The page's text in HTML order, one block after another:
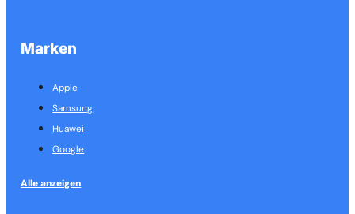
Marken
Apple
Samsung
Huawei
Google
Alle anzeigen